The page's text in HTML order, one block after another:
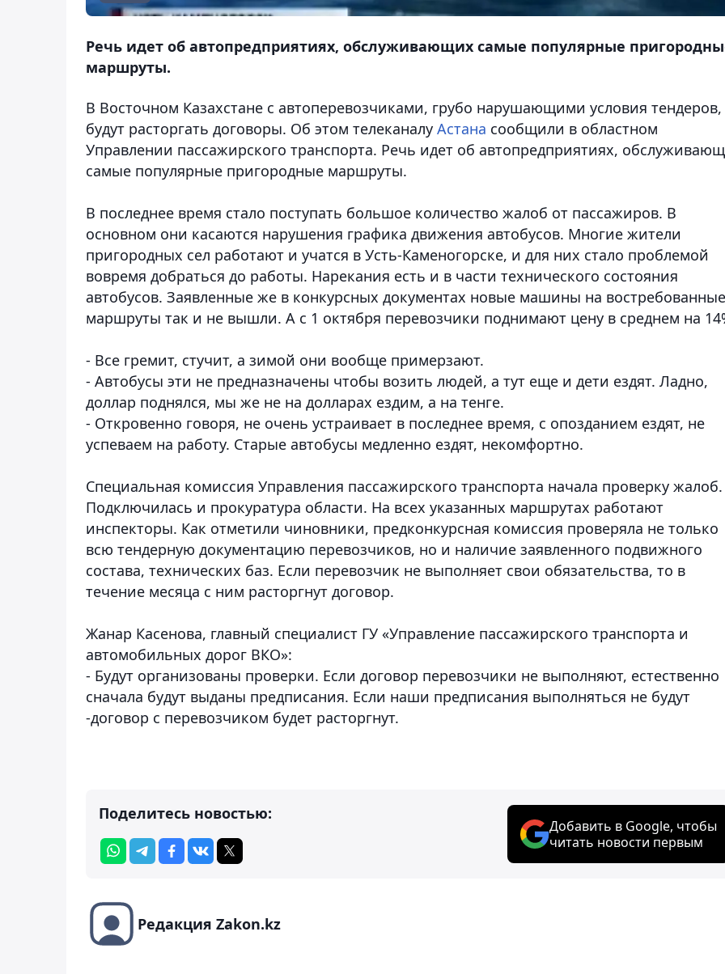
Речь идет об автопредприятиях, обслуживающих самые популярные
маршруты.
В Восточном Казахстане с автоперевозчиками, грубо нарушающими условия тендеров,
будут расторгать договоры. Об этом телеканалу Астана сообщили в областном
Управлении пассажирского транспорта. Речь идет об автопредприятиях,
самые популярные пригородные маршруты.
В последнее время стало поступать большое количество жалоб от пассажиров. В
основном они касаются нарушения графика движения автобусов. Многие жители
пригородных сел работают и учатся в Усть-Каменогорске, и для них стало проблемой
вовремя добраться до работы. Нарекания есть и в части технического состояния
автобусов. Заявленные же в конкурсных документах новые машины на востребованные
маршруты так и не вышли. А с 1 октября перевозчики поднимают цену в среднем на
- Все гремит, стучит, а зимой они вообще примерзают.
- Автобусы эти не предназначены чтобы возить людей, а тут еще и дети ездят. Ладно,
доллар поднялся, мы же не на долларах ездим, а на тенге.
- Откровенно говоря, не очень устраивает в последнее время, с опозданием ездят, не
успеваем на работу. Старые автобусы медленно ездят, некомфортно.
Специальная комиссия Управления пассажирского транспорта начала проверку жалоб.
Подключилась и прокуратура области. На всех указанных маршрутах работают
инспекторы. Как отметили чиновники, предконкурсная комиссия проверяла не только
всю тендерную документацию перевозчиков, но и наличие заявленного подвижного
состава, технических баз. Если перевозчик не выполняет свои обязательства, то в
течение месяца с ним расторгнут договор.
Жанар Касенова, главный специалист ГУ «Управление пассажирского транспорта и
автомобильных дорог ВКО»:
- Будут организованы проверки. Если договор перевозчики не выполняют, естественно
сначала будут выданы предписания. Если наши предписания выполняться не будут
-договор с перевозчиком будет расторгнут.
Поделитесь новостью:
Добавить в Google, чтобы
читать новости первым
Редакция Zakon.kz